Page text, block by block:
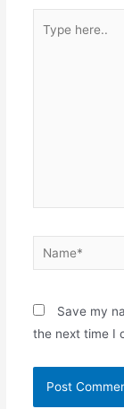
here..
Name*
Save my
the next time I